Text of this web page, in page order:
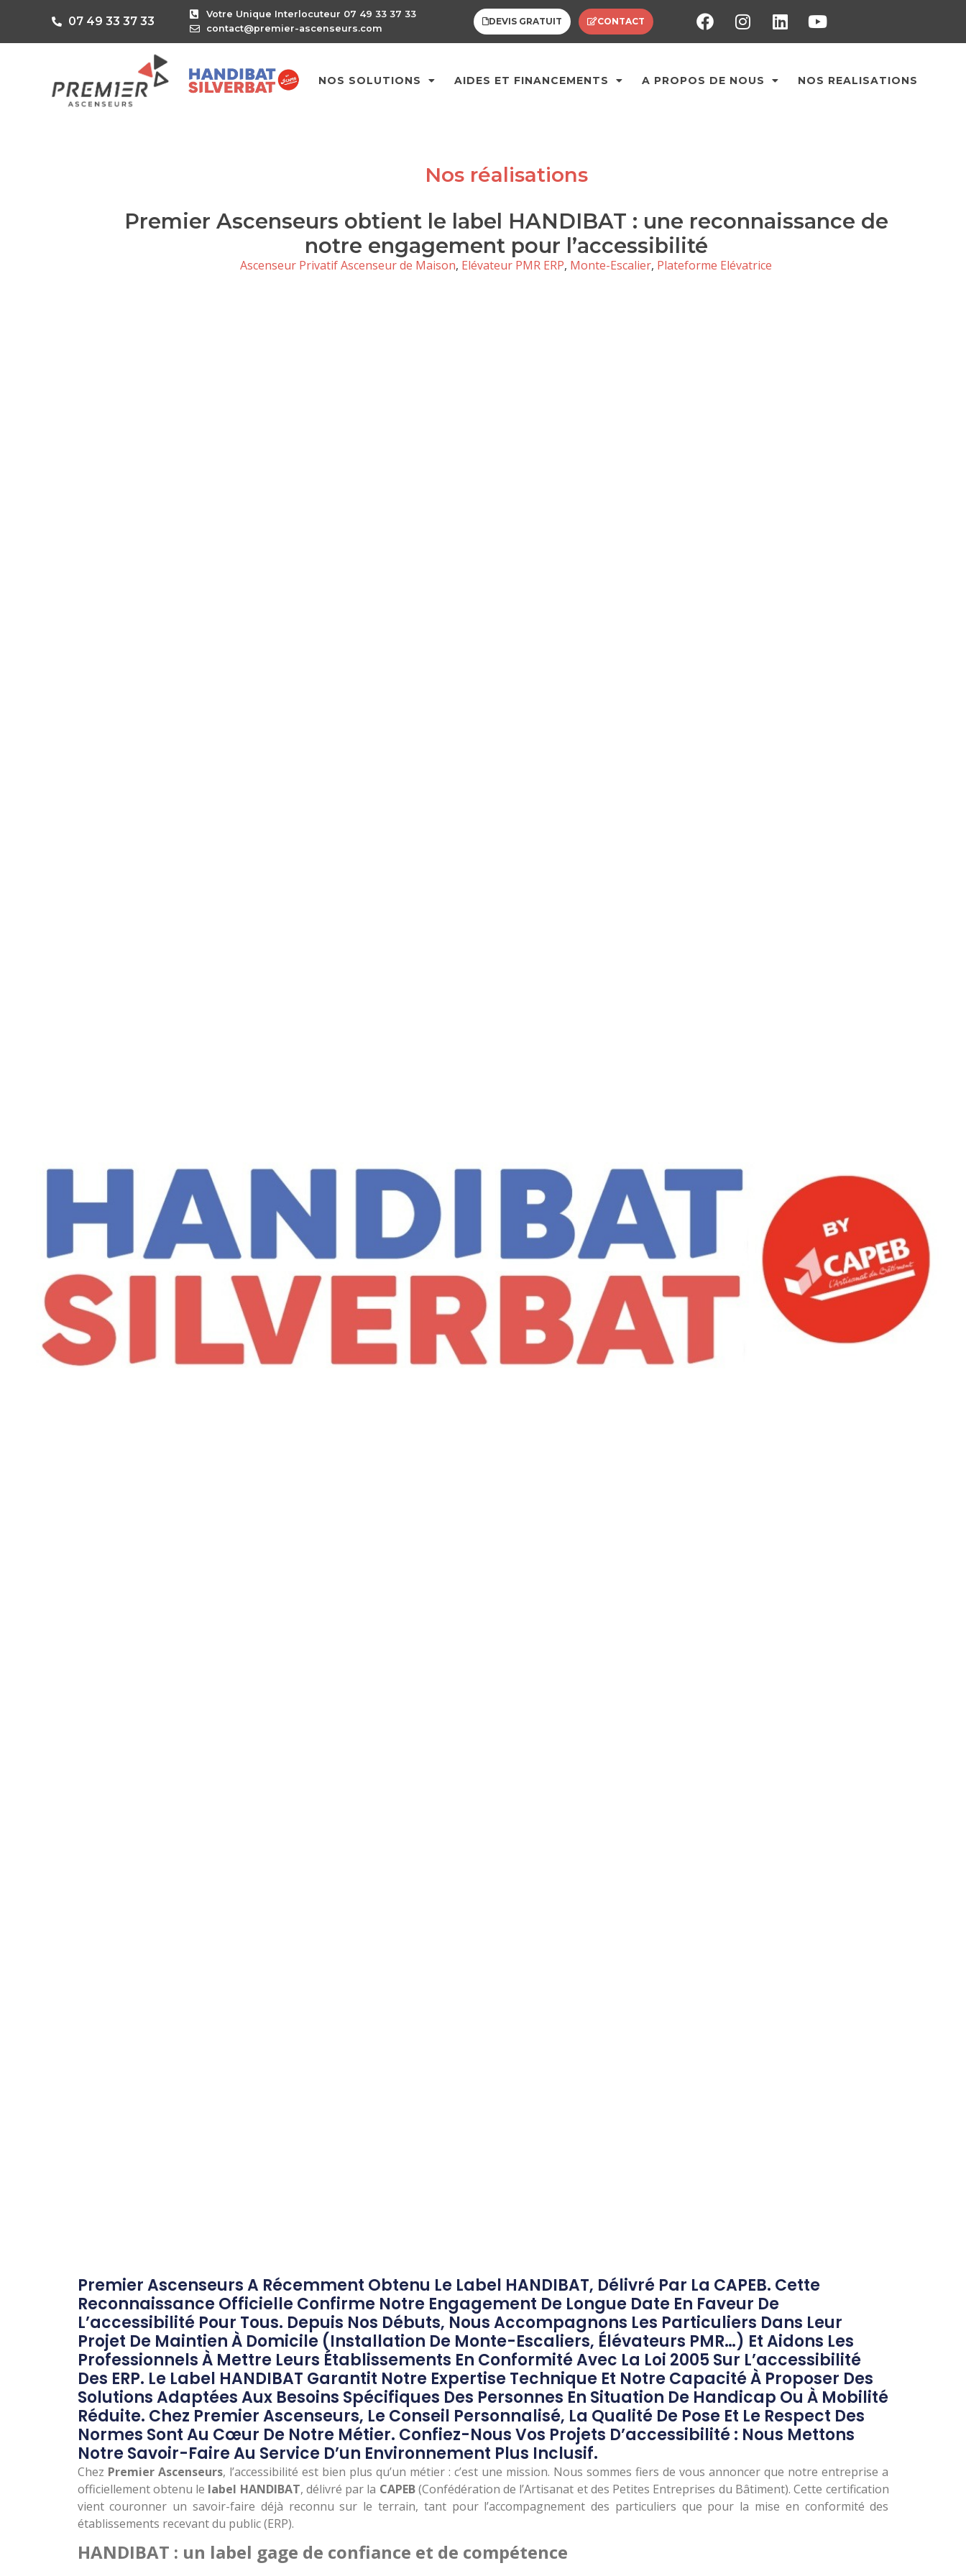
07 49 33 37 33
Votre Unique Interlocuteur 07 49 33 37 33
contact@premier-ascenseurs.com
DEVIS GRATUIT CONTACT
NOS SOLUTIONS AIDES ET FINANCEMENTS A PROPOS DE NOUS NOS REALISATIONS
Nos réalisations
Premier Ascenseurs obtient le label HANDIBAT : une reconnaissance de
notre engagement pour l’accessibilité
Ascenseur Privatif Ascenseur de Maison, Elévateur PMR ERP, Monte-Escalier, Plateforme Elévatrice
Premier Ascenseurs A Récemment Obtenu Le Label HANDIBAT, Délivré Par La CAPEB. Cette
Reconnaissance Officielle Confirme Notre Engagement De Longue Date En Faveur De
L’accessibilité Pour Tous. Depuis Nos Débuts, Nous Accompagnons Les Particuliers Dans Leur
Projet De Maintien À Domicile (installation De Monte-Escaliers, Élévateurs PMR…) Et Aidons Les
Professionnels À Mettre Leurs Établissements En Conformité Avec La Loi 2005 Sur L’accessibilité
Des ERP. Le Label HANDIBAT Garantit Notre Expertise Technique Et Notre Capacité À Proposer Des
Solutions Adaptées Aux Besoins Spécifiques Des Personnes En Situation De Handicap Ou À Mobilité
Réduite. Chez Premier Ascenseurs, Le Conseil Personnalisé, La Qualité De Pose Et Le Respect Des
Normes Sont Au Cœur De Notre Métier. Confiez-Nous Vos Projets D’accessibilité : Nous Mettons
Notre Savoir-Faire Au Service D’un Environnement Plus Inclusif.
Chez Premier Ascenseurs, l’accessibilité est bien plus qu’un métier : c’est une mission. Nous sommes fiers de vous annoncer que notre entreprise a
officiellement obtenu le label HANDIBAT, délivré par la CAPEB(Confédération de l’Artisanat et des Petites Entreprises du Bâtiment). Cette certification
vient couronner un savoir-faire déjà reconnu sur le terrain, tant pour l’accompagnement des particuliers que pour la mise en conformité des
établissements recevant du public (ERP).
HANDIBAT : un label gage de confiance et de compétence